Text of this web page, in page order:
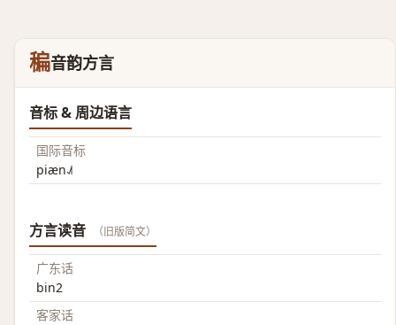
稨音韵方言
音标 & 周边语言
国际音标
piæn˨˩˦
方言读音 （旧版简文）
广东话
bin2
客家话